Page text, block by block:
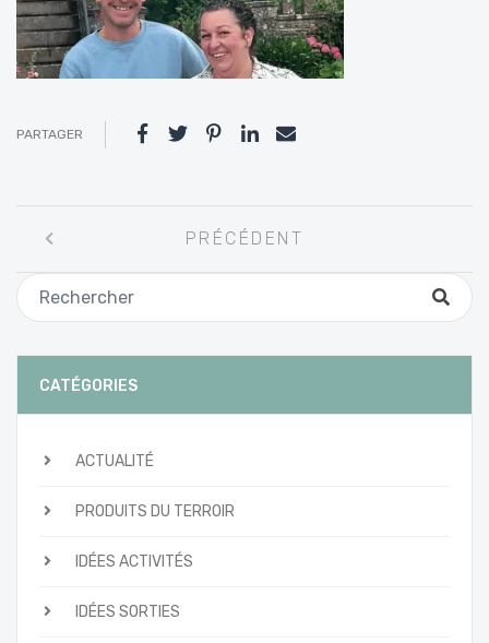
PARTAGER
entre
les
articles
PRÉCÉDENT
CATÉGORIES
ACTUALITÉ
PRODUITS DU TERROIR
IDÉES ACTIVITÉS
IDÉES SORTIES